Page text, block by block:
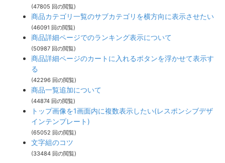
(47805 回の閲覧)
商品カテゴリ一覧のサブカテゴリを横方向に表示させたい
(46091 回の閲覧)
商品詳細ページでのランキング表示について
(50987 回の閲覧)
商品詳細ページのカートに入れるボタンを浮かせて表示す
る
(42296 回の閲覧)
商品一覧追加について
(44874 回の閲覧)
トップ画像を1画面内に複数表示したい(レスポンシブデザ
インテンプレート)
(65052 回の閲覧)
文字組のコツ
(33484 回の閲覧)